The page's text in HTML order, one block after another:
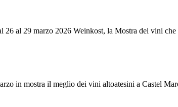
al 29 marzo 2026 Weinkost, la Mostra dei vini che
in mostra il meglio dei vini altoatesini a Castel